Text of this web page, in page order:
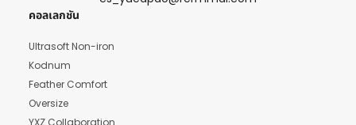
คอลเลกชัน
Ultrasoft Non-iron
Kodnum
Feather Comfort
Oversize
YXZ Collaboration